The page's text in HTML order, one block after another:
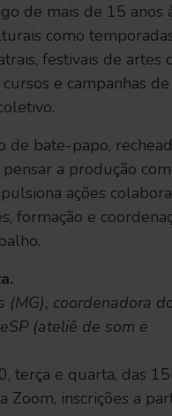
de mais de 15 anos
como
festivais de artes
e campanhas de
de bate-papo,
a produção
ações
formação e
(MG), coordenadora
(ateliê de som e
terça e quarta, das
Zoom, inscrições a